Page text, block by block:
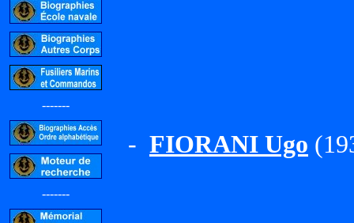
-------
-------
- FIORANI Ugo